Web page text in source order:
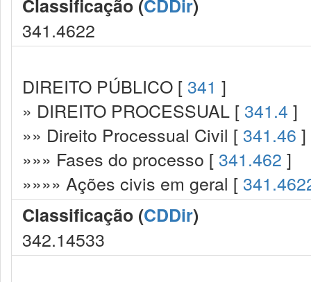
Classificação (CDDir)
341.4622
DIREITO PÚBLICO [ 341 ]
» DIREITO PROCESSUAL [ 341.4 ]
»» Direito Processual Civil [ 341.46 ]
»»» Fases do processo [ 341.462 ]
»»»» Ações civis em geral [
Classificação (CDDir)
342.14533